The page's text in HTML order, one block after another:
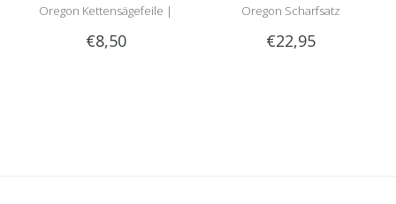
Oregon Kettensägefeile |
Rundfeile
€8,50
Oregon Scharfsatz
€22,95